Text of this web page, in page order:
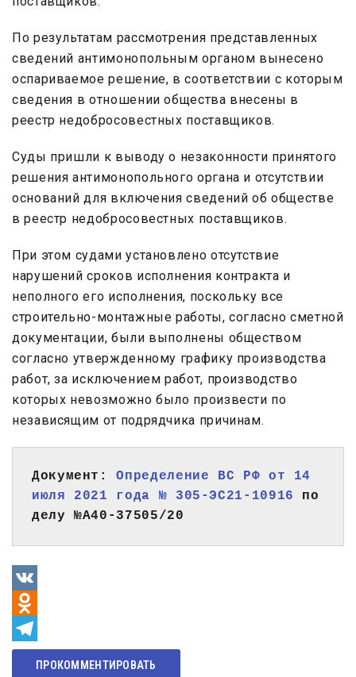
По результатам рассмотрения представленных
сведений антимонопольным органом вынесено
оспариваемое решение, в соответствии с которым
сведения в отношении общества внесены в
реестр недобросовестных поставщиков.
Суды пришли к выводу о незаконности принятого
решения антимонопольного органа и отсутствии
оснований для включения сведений об обществе
в реестр недобросовестных поставщиков.
При этом судами установлено отсутствие
нарушений сроков исполнения контракта и
неполного его исполнения, поскольку все
строительно-монтажные работы, согласно сметной
документации, были выполнены обществом
согласно утвержденному графику производства
работ, за исключением работ, производство
которых невозможно было произвести по
независящим от подрядчика причинам.
Документ: Определение ВС РФ от 14
июля 2021 года № 305-ЭС21-10916
по
делу №А40-37505/20
VK
Odnoklassniki
Telegram
ПРОКОММЕНТИРОВАТЬ